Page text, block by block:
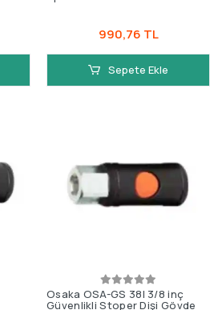
990,76 TL
Sepete Ekle
Osaka OSA-GS 38I 3/8 inç
Güvenlikli Stoper Dişi Gövde